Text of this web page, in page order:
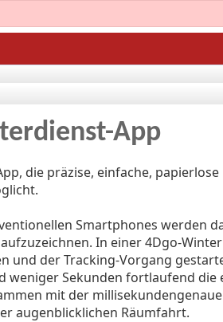
App
die präzise, einfache, papierlose
Smartphones werden
In einer 4Dgo-
und der Tracking-Vorgang
weniger Sekunden fortlaufend die
mit der
augenblicklichen Räumfahrt.